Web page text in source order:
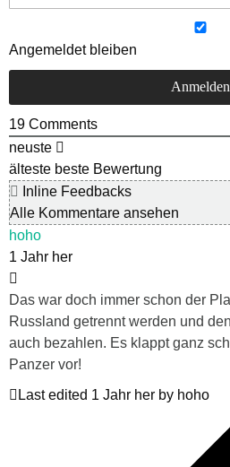
Angemeldet bleiben
19 Comments
neuste
älteste beste Bewertung
Inline Feedbacks
Alle Kommentare ansehen
hoho
1 Jahr her
Das war doch immer schon der
Russland getrennt werden und
auch bezahlen. Es klappt ganz
Panzer vor!
Last edited 1 Jahr her by hoho